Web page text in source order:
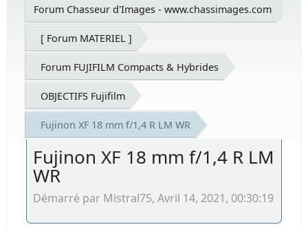
Forum Chasseur d'Images - www.chassimages.com
[ Forum MATERIEL ]
Forum FUJIFILM Compacts & Hybrides
OBJECTIFS Fujifilm
Fujinon XF 18 mm f/1,4 R LM WR
Fujinon XF 18 mm f/1,4 R LM
WR
Démarré par Mistral75, Avril 14, 2021, 00:30:19